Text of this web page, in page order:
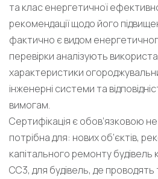
та клас енергетичної
рекомендації щодо його
фактично є видом
перевірки аналізують
характеристики
інженерні системи та
вимогам.
Сертифікація є обов’язковою не
потрібна для: нових об’єктів,
капітального ремонту будівель
СС3, для будівель, де